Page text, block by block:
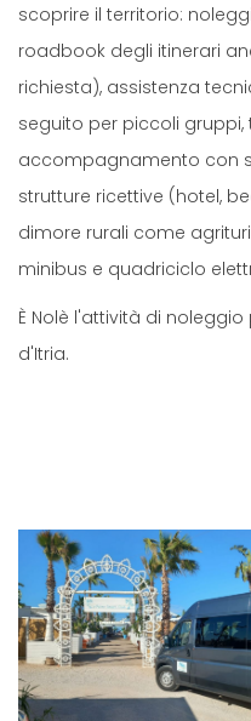
scoprire il territorio:
roadbook degli itinerari
richiesta), assistenza
seguito per piccoli
accompagnamento con
strutture ricettive (hotel,
dimore rurali come
minibus e quadriciclo
È Nolè l'attività di
d'Itria.